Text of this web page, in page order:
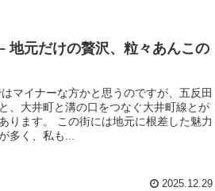
地元だけの贅沢、粒々あんこの
マイナーな方かと思うのですが、五反田
、大井町と溝の口をつなぐ大井町線とが
ります。 この街には地元に根差した魅力
多く、私も...
2025.12.29